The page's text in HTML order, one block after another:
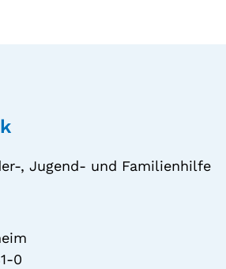
, Jugend- und Familienhilfe
0